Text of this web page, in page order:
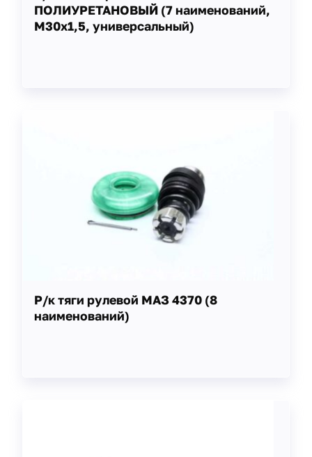
ПОЛИУРЕТАНОВЫЙ (7 наименований,
М30х1,5, универсальный)
Р/к тяги рулевой МАЗ 4370 (8
наименований)